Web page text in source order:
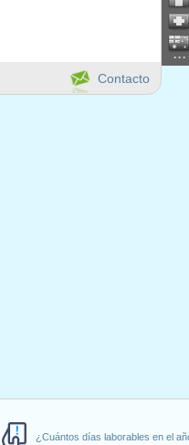
¿Cuántos días laborables en el
...
Contacto